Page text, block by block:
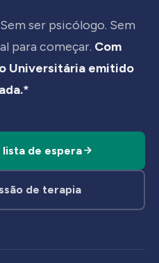
ser psicólogo. Sem
para começar. Com
Universitária emitido
de espera
de terapia